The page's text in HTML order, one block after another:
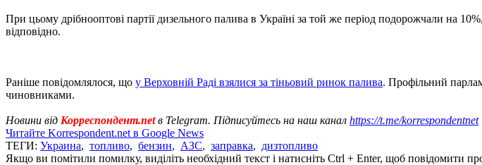
При цьому дрібнооптові партії дизельного палива в Україні за той же період подорожчали на
відповідно.
Раніше повідомлялося, що у Верховній Раді взялися за тіньовий ринок палива. Профільний
чиновниками.
Новини від Корреспондент.netв Telegram. Підписуйтесь на наш канал https://t.me/korrespondentnet
Читайте Korrespondent.net в Google News
ТЕГИ: Украина, топливо, бензин, АЗС, заправка, дизтопливо
Якщо ви помітили помилку, виділіть необхідний текст і натисніть Ctrl + Enter, щоб повідомити